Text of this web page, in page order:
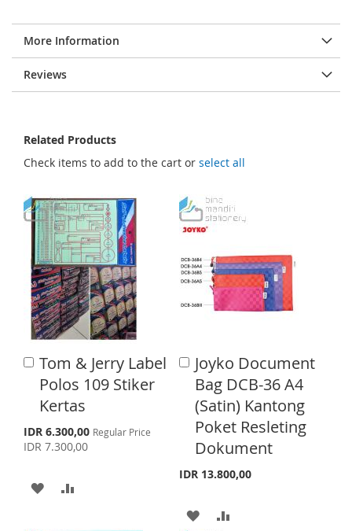
More Information
Reviews
Related Products
Check items to add to the cart or select all
Tom & Jerry Label
Polos 109 Stiker
Kertas
S
p
e
IDR 6.300,00 Regular Price
IDR 7.300,00
A
d
C
a
tA
Joyko Document
Bag DCB-36 A4
(Satin) Kantong
Poket Resleting
Dokument
IDR 13.800,00
A
d
d
t
o
C
a
t
A